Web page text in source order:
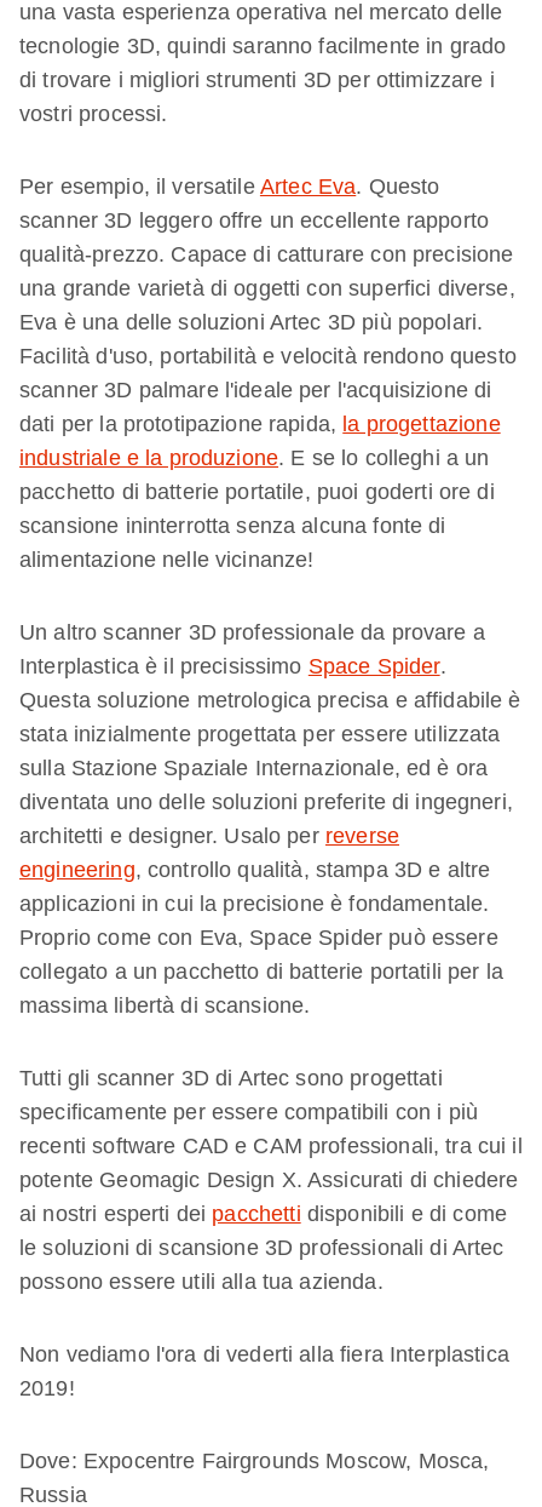
una vasta esperienza operativa nel mercato delle
tecnologie 3D, quindi saranno facilmente in grado
di trovare i migliori strumenti 3D per ottimizzare i
vostri processi.
Per esempio, il versatile Artec Eva. Questo
scanner 3D leggero offre un eccellente rapporto
qualità-prezzo. Capace di catturare con precisione
una grande varietà di oggetti con superfici diverse,
Eva è una delle soluzioni Artec 3D più popolari.
Facilità d'uso, portabilità e velocità rendono questo
scanner 3D palmare l'ideale per l'acquisizione di
dati per la prototipazione rapida, la progettazione
industriale e la produzione. E se lo colleghi a un
pacchetto di batterie portatile, puoi goderti ore di
scansione ininterrotta senza alcuna fonte di
alimentazione nelle vicinanze!
Un altro scanner 3D professionale da provare a
Interplastica è il precisissimo Space Spider.
Questa soluzione metrologica precisa e affidabile è
stata inizialmente progettata per essere utilizzata
sulla Stazione Spaziale Internazionale, ed è ora
diventata uno delle soluzioni preferite di ingegneri,
architetti e designer. Usalo per reverse
engineering, controllo qualità, stampa 3D e altre
applicazioni in cui la precisione è fondamentale.
Proprio come con Eva, Space Spider può essere
collegato a un pacchetto di batterie portatili per la
massima libertà di scansione.
Tutti gli scanner 3D di Artec sono progettati
specificamente per essere compatibili con i più
recenti software CAD e CAM professionali, tra cui il
potente Geomagic Design X. Assicurati di chiedere
ai nostri esperti dei pacchetti disponibili e di come
le soluzioni di scansione 3D professionali di Artec
possono essere utili alla tua azienda.
Non vediamo l'ora di vederti alla fiera Interplastica
2019!
Dove: Expocentre Fairgrounds Moscow, Mosca,
Russia